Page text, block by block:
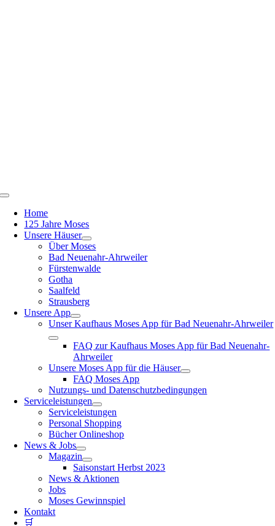
Toggle
NavigationHome
125 Jahre Moses
Unsere Häuser
Über Moses
Bad Neuenahr-Ahrweiler
Fürstenwalde
Gotha
Saalfeld
Strausberg
Unsere App
Unser Kaufhaus Moses App für Bad Neuenahr-Ahrweiler
FAQ zur Kaufhaus Moses App für Bad Neuenahr-
Ahrweiler
Unsere Moses App für die Häuser
FAQ Moses App
Nutzungs- und Datenschutzbedingungen
Serviceleistungen
Serviceleistungen
Personal Shopping
Bücher Onlineshop
News & Jobs
Magazin
Saisonstart Herbst 2023
News & Aktionen
Jobs
Moses Gewinnspiel
Kontakt
🛒